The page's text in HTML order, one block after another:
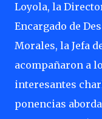
Loyola, la
Encargado de
Morales, la Jefa
acompañaron a
interesantes
ponencias